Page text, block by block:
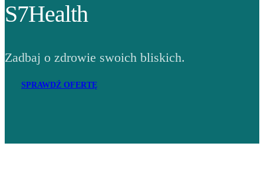
S7Health
Zadbaj o zdrowie swoich bliskich.
SPRAWDŹ OFERTĘ